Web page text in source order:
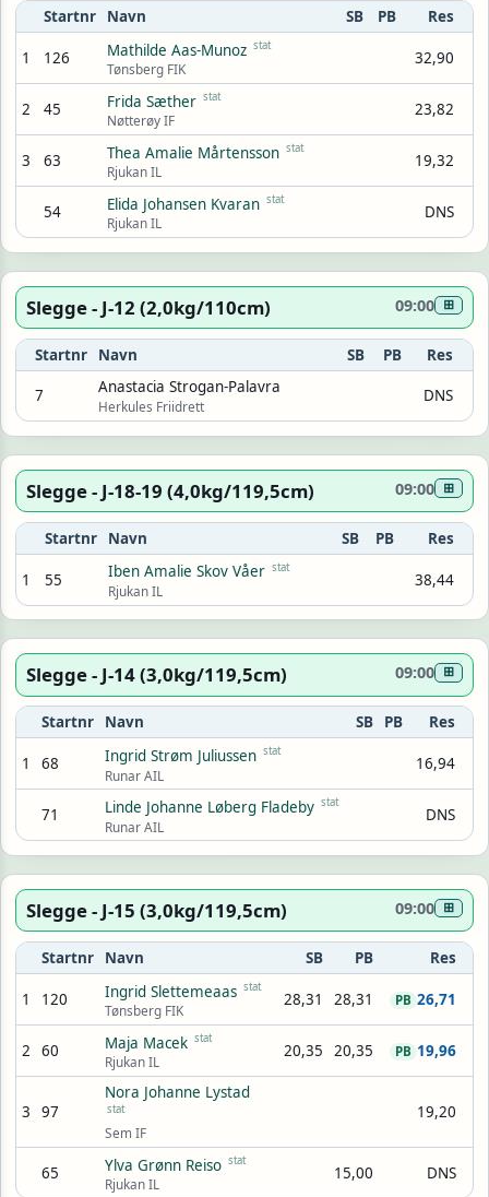
Startnr Navn SB PB Res
1 126 Mathilde Aas-Munoz stat
Tønsberg FIK
32,90
2 45 Frida Sæther stat
Nøtterøy IF
23,82
3 63 Thea Amalie Mårtensson stat
Rjukan IL
19,32
54 Elida Johansen Kvaran stat
Rjukan IL
DNS
Slegge - J-12 (2,0kg/110cm) 09:00 ⊞
Startnr Navn SB PB Res
7 Anastacia Strogan-Palavra
Herkules Friidrett
DNS
Slegge - J-18-19 (4,0kg/119,5cm) 09:00 ⊞
Startnr Navn SB PB Res
1 55 Iben Amalie Skov Våer stat
Rjukan IL
38,44
Slegge - J-14 (3,0kg/119,5cm) 09:00 ⊞
Startnr Navn SB PB Res
1 68 Ingrid Strøm Juliussen stat
Runar AIL
16,94
71 Linde Johanne Løberg Fladeby stat
Runar AIL
DNS
Slegge - J-15 (3,0kg/119,5cm) 09:00 ⊞
Startnr Navn SB PB Res
1 120 Ingrid Slettemeaas stat
Tønsberg FIK
28,31 28,31 26,71
PB
2 60 Maja Macek stat
Rjukan IL
20,35 20,35 19,96
PB
3 97
Nora Johanne Lystad
stat
Sem IF
19,20
65 Ylva Grønn Reiso stat
Rjukan IL
15,00 DNS